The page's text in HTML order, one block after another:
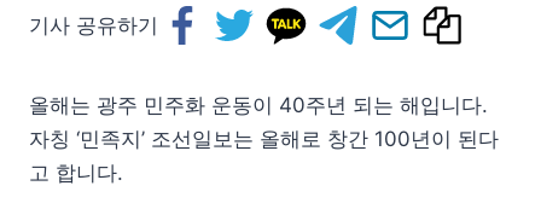
기사 공유하기
올해는 광주 민주화 운동이 40주년 되는 해입니다.
자칭 ‘민족지’ 조선일보는 올해로 창간 100년이 된다
고 합니다.